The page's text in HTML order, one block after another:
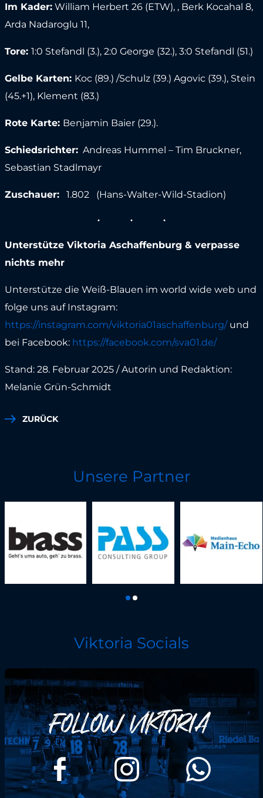
Im Kader:William Herbert 26 (ETW), , Berk Kocahal 8,
Arda Nadaroglu 11,
Tore: 1:0 Stefandl (3.), 2:0 George (32.), 3:0 Stefandl (51.)
Gelbe Karten: Koc (89.) /Schulz (39.) Agovic (39.), Stein
(45.+1), Klement (83.)
Rote Karte: Benjamin Baier (29.).
Schiedsrichter:Andreas Hummel – Tim Bruckner,
Sebastian Stadlmayr
Zuschauer:1.802 (Hans-Walter-Wild-Stadion)
Unterstütze Viktoria Aschaffenburg & verpasse
nichts mehr
Unterstütze die Weiß-Blauen im world wide web und
folge uns auf Instagram:
https://instagram.com/viktoria01aschaffenburg/und
bei Facebook: https://facebook.com/sva01.de/
Stand: 28. Februar 2025 / Autorin und Redaktion:
Melanie Grün-Schmidt
ZURÜCK
Unsere Partner
Viktoria Socials